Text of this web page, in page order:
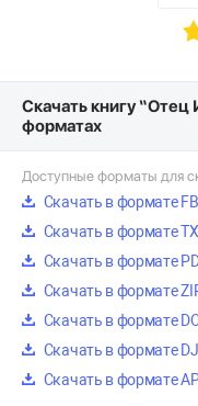
Скачать книгу “Отец
форматах
Доступные форматы для
Скачать в формате
Скачать в формате
Скачать в формате
Скачать в формате
Скачать в формате
Скачать в формате
Скачать в формате